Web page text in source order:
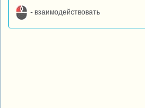
- взаимодействовать